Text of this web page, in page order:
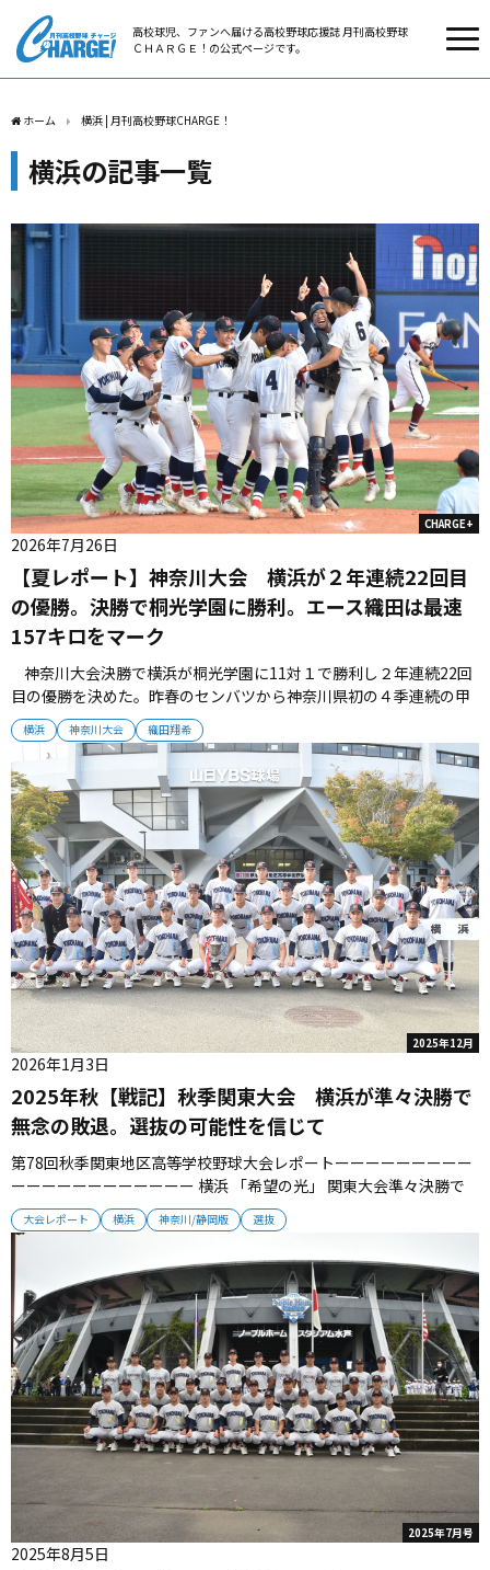
高校球児、ファンへ届ける高校野球応援誌 月刊高校野球
ＣＨＡＲＧＥ！の公式ページです。
ホーム 横浜 | 月刊高校野球CHARGE！
横浜の記事一覧
CHARGE+
横浜 神奈川大会 織田翔希
【夏レポート】神奈川大会 横浜が２年連続22回目
の優勝。決勝で桐光学園に勝利。エース織田は最速
157キロをマーク
2026年7月26日
神奈川大会決勝で横浜が桐光学園に11対１で勝利し２年連続22回
目の優勝を決めた。昨春のセンバツから神奈川県初の４季連続の甲
子園出場となった。 優勝の瞬間、エース織田翔希がマウンド上で両
手を挙げた。 決勝戦で志願の先発を果たした織田が桐光学園を力
で抑え込んでいくと、打線が序盤から得点を積み重ねて11対１で...
2025年12月
大会レポート 横浜 神奈川/静岡版 選抜
2025年秋【戦記】秋季関東大会 横浜が準々決勝で
無念の敗退。選抜の可能性を信じて
2026年1月3日
第78回秋季関東地区高等学校野球大会レポートーーーーーーーーー
ーーーーーーーーーーーー 横浜 「希望の光」 関東大会準々決勝で
専大松戸に惜敗来春選抜出場への可能性を信じて 前回大会優勝の
横浜が秋季関東大会準々決勝で専大松戸に敗れた。選抜当確のベス
ト４が懸かった試合だったが、無念の敗戦となった。王者・横浜
は、来春の選抜...
2025年7月号
2025年8月5日